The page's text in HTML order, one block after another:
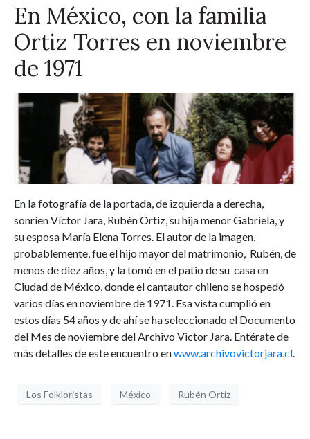
En México, con la familia
Ortiz Torres en noviembre
de 1971
En la fotografía de la portada, de izquierda a derecha,
sonríen Víctor Jara, Rubén Ortiz, su hija menor Gabriela, y
su esposa María Elena Torres. El autor de la imagen,
probablemente, fue el hijo mayor del matrimonio, Rubén, de
menos de diez años, y la tomó en el patio de su casa en
Ciudad de México, donde el cantautor chileno se hospedó
varios días en noviembre de 1971. Esa vista cumplió en
estos días 54 años y de ahí se ha seleccionado el Documento
del Mes de noviembre del Archivo Victor Jara. Entérate de
más detalles de este encuentro enwww.archivovictorjara.cl.
Los Folkloristas México Rubén Ortiz